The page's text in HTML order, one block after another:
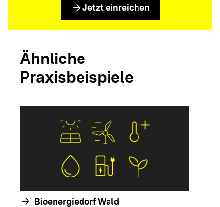
arrow_forward Jetzt einreichen
Ähnliche
Praxisbeispiele
arrow_forward Bioenergiedorf Wald